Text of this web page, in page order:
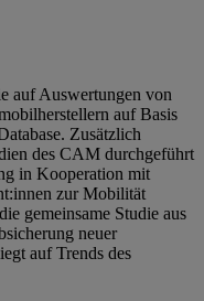
auf Auswertungen von
auf Basis
Zusätzlich
des CAM durchgeführt
in Kooperation mit
zur Mobilität
gemeinsame Studie aus
neuer
auf Trends des